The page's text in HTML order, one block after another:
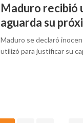
Maduro recibió
aguarda su
Maduro se declaró
utilizó para justificar su